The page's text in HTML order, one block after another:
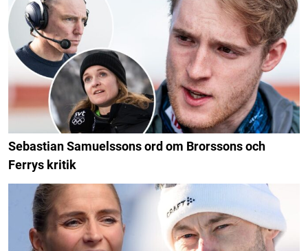
Sebastian Samuelssons ord om Brorssons och
Ferrys kritik